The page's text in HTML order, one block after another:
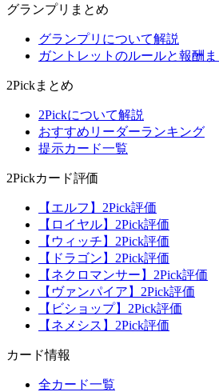
グランプリまとめ
グランプリについて解説
ガントレットのルールと報酬
2Pickまとめ
2Pickについて解説
おすすめリーダーランキング
提示カード一覧
2Pickカード評価
【エルフ】2Pick評価
【ロイヤル】2Pick評価
【ウィッチ】2Pick評価
【ドラゴン】2Pick評価
【ネクロマンサー】2Pick評価
【ヴァンパイア】2Pick評価
【ビショップ】2Pick評価
【ネメシス】2Pick評価
カード情報
全カード一覧